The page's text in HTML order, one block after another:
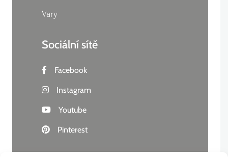
Vary
Sociální sítě
Facebook
Instagram
Youtube
Pinterest